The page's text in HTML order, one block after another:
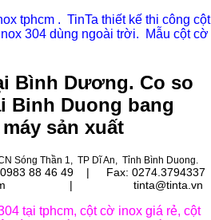
tphcm . TinTa thiết kế thi công cột
304 dùng ngoài trời. Mẫu cột cờ
Bình Dương. Co so
Binh Duong bang
sản xuất
Sóng Thần 1, TP Dĩ An, Tỉnh Bình Duong.
88 46 49 |
Fax: 0274.3794337
| tinta@tinta.vn
tại tphcm, cột cờ inox giá rẻ, cột